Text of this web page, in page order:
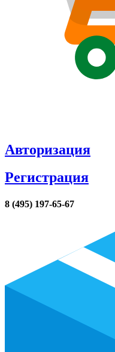
Авторизация
Регистрация
8 (495) 197-65-67